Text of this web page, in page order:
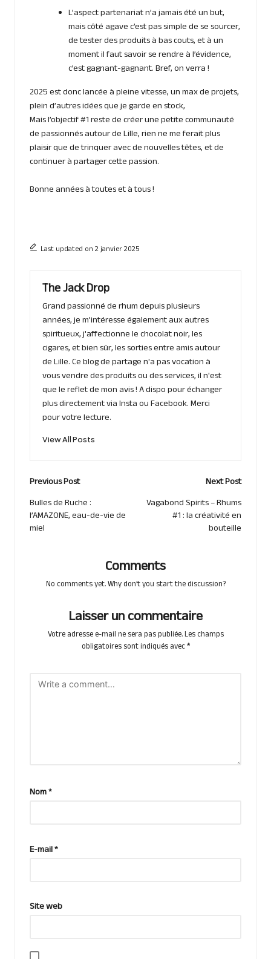
L’aspect partenariat n’a jamais été un but,
mais côté agave c’est pas simple de se sourcer,
de tester des produits à bas couts, et à un
moment il faut savoir se rendre à l’évidence,
c’est gagnant-gagnant. Bref, on verra !
2025 est donc lancée à pleine vitesse, un max de projets,
plein d’autres idées que je garde en stock,
Mais l’objectif #1 reste de créer une petite communauté
de passionnés autour de Lille, rien ne me ferait plus
plaisir que de trinquer avec de nouvelles têtes, et de
continuer à partager cette passion.
Bonne années à toutes et à tous !
Last updated on 2 janvier 2025
The Jack Drop
Grand passionné de rhum depuis plusieurs
années, je m'intéresse également aux autres
spiritueux, j'affectionne le chocolat noir, les
cigares, et bien sûr, les sorties entre amis autour
de Lille. Ce blog de partage n'a pas vocation à
vous vendre des produits ou des services, il n'est
que le reflet de mon avis ! A dispo pour échanger
plus directement via Insta ou Facebook. Merci
pour votre lecture.
View All Posts
Post
navigation
Previous Post
Bulles de Ruche :
l’AMAZONE, eau-de-vie de
miel
Next Post
Vagabond Spirits – Rhums
#1 : la créativité en
bouteille
Comments
No comments yet. Why don’t you start the discussion?
Laisser un commentaire
Votre adresse e-mail ne sera pas publiée.Les champs
obligatoires sont indiqués avec*
Nom*
E-mail*
Site web